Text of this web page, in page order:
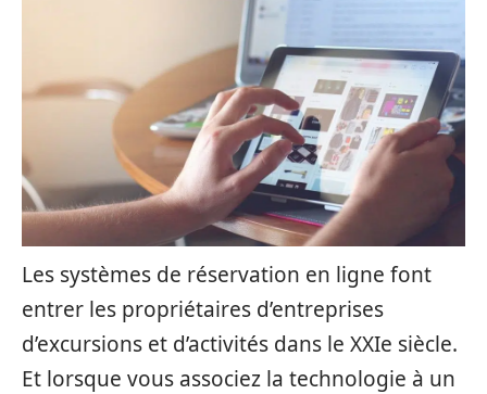
Les systèmes de réservation en ligne font
entrer les propriétaires d’entreprises
d’excursions et d’activités dans le XXIe siècle.
Et lorsque vous associez la technologie à un